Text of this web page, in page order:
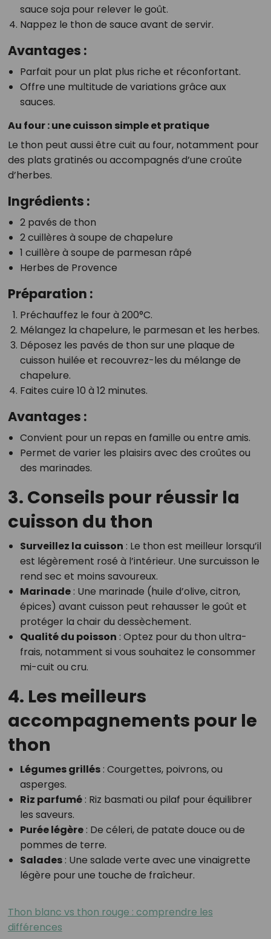
sauce soja pour relever le goût.
Nappez le thon de sauce avant de servir.
Avantages :
Parfait pour un plat plus riche et réconfortant.
Offre une multitude de variations grâce aux
sauces.
Au four : une cuisson simple et pratique
Le thon peut aussi être cuit au four, notamment pour
des plats gratinés ou accompagnés d’une croûte
d’herbes.
Ingrédients :
2 pavés de thon
2 cuillères à soupe de chapelure
1 cuillère à soupe de parmesan râpé
Herbes de Provence
Préparation :
Préchauffez le four à 200°C.
Mélangez la chapelure, le parmesan et les herbes.
Déposez les pavés de thon sur une plaque de
cuisson huilée et recouvrez-les du mélange de
chapelure.
Faites cuire 10 à 12 minutes.
Avantages :
Convient pour un repas en famille ou entre amis.
Permet de varier les plaisirs avec des croûtes ou
des marinades.
3. Conseils pour réussir la
cuisson du thon
Surveillez la cuisson : Le thon est meilleur lorsqu’il
est légèrement rosé à l’intérieur. Une surcuisson le
rend sec et moins savoureux.
Marinade: Une marinade (huile d’olive, citron,
épices) avant cuisson peut rehausser le goût et
protéger la chair du dessèchement.
Qualité du poisson : Optez pour du thon ultra-
frais, notamment si vous souhaitez le consommer
mi-cuit ou cru.
4. Les meilleurs
accompagnements pour le
thon
Légumes grillés: Courgettes, poivrons, ou
asperges.
Riz parfumé: Riz basmati ou pilaf pour équilibrer
les saveurs.
Purée légère: De céleri, de patate douce ou de
pommes de terre.
Salades: Une salade verte avec une vinaigrette
légère pour une touche de fraîcheur.
Thon blanc vs thon rouge : comprendre les
différences